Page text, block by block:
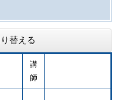
替える
講
師